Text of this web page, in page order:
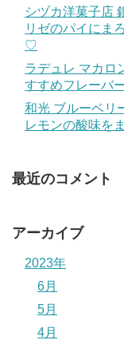
シヅカ洋菓子店
リゼのパイにま
♡
ラデュレ マカロ
すすめフレーバ
和光 ブルーベリ
レモンの酸味を
最近のコメント
アーカイブ
2023年
6月
5月
4月